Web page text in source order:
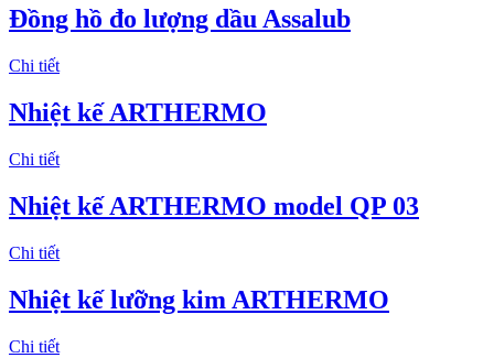
Đồng hồ đo lượng dầu Assalub
Chi tiết
Nhiệt kế ARTHERMO
Chi tiết
Nhiệt kế ARTHERMO model QP 03
Chi tiết
Nhiệt kế lưỡng kim ARTHERMO
Chi tiết